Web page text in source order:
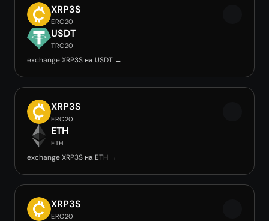
XRP3S
ERC20
USDT
TRC20
exchange XRP3S на USDT →
XRP3S
ERC20
ETH
ETH
exchange XRP3S на ETH →
XRP3S
ERC20